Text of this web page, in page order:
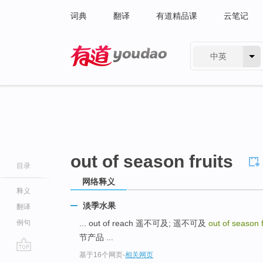
词典 翻译 有道精品课 云笔记
中英
目录
释义
翻译
例句
out of season fruits
网络释义
淡季水果
... out of reach 遥不可及; 遥不可及 out of season
节产品 ...
基于16个网页-相关网页